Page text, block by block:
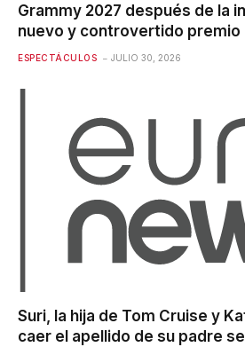
Grammy 2027 después de la
nuevo y controvertido premio
ESPECTÁCULOS JULIO 30, 2026
Suri, la hija de Tom Cruise y
caer el apellido de su padre